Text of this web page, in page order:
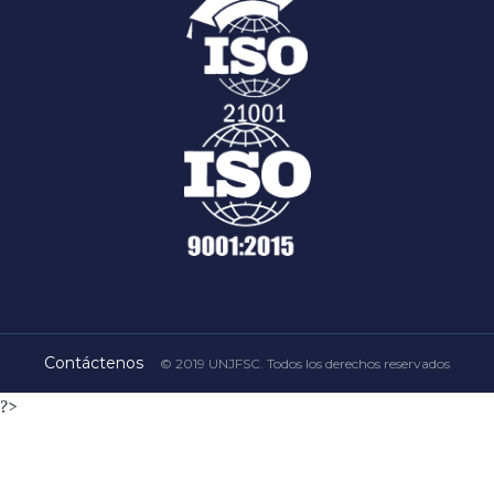
Contáctenos © 2019 UNJFSC. Todos los derechos reservados
?>